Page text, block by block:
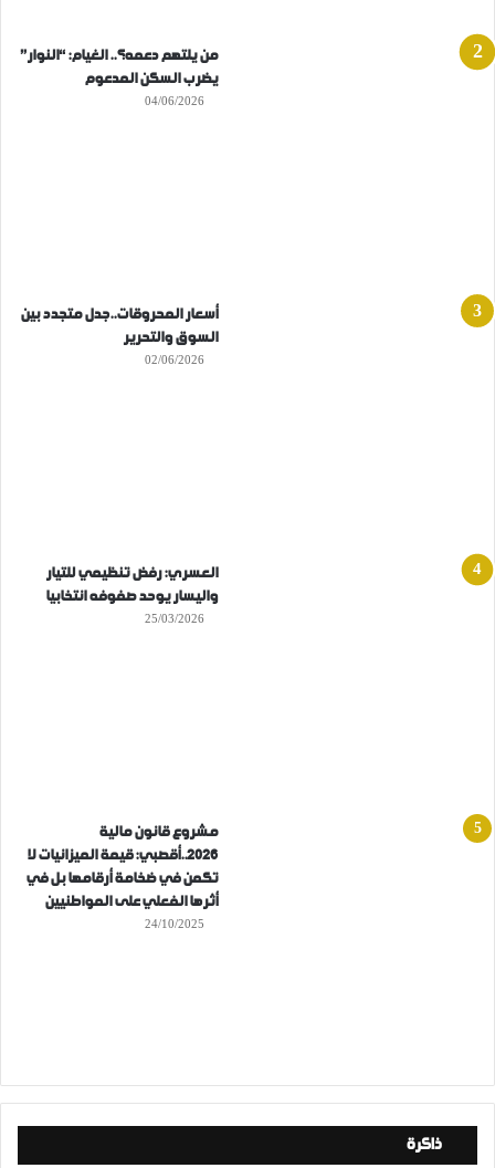
من يلتهم دعمه؟.. الغيام: “النوار”
يضرب السكن المدعوم
04/06/2026
أسعار المحروقات..جدل متجدد بين
السوق والتحرير
02/06/2026
العسري: رفض تنظيمي للتيار
واليسار يوحد صفوفه انتخابيا
25/03/2026
مشروع قانون مالية
2026..أقصبي: قيمة الميزانيات لا
تكمن في ضخامة أرقامها بل في
أثرها الفعلي على المواطنيين
24/10/2025
ذاكرة